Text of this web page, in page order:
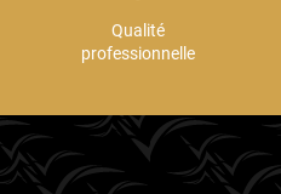
Ora
Peugeot
Qualité
professionnelle